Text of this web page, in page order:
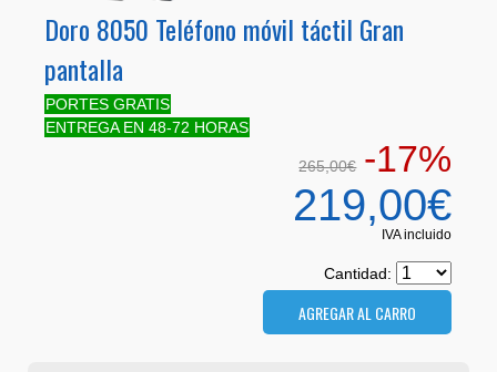
Doro 8050 Teléfono móvil táctil Gran
pantalla
PORTES GRATIS
ENTREGA EN 48-72 HORAS
265,00€ -17%
219,00€
IVA incluido
Cantidad: